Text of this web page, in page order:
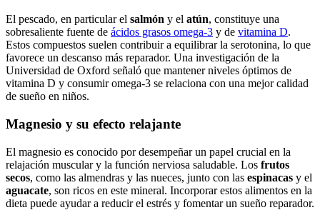
El pescado, en particular el salmón y el atún, constituye una
sobresaliente fuente de ácidos grasos omega-3 y de vitamina D.
Estos compuestos suelen contribuir a equilibrar la serotonina, lo que
favorece un descanso más reparador. Una investigación de la
Universidad de Oxford señaló que mantener niveles óptimos de
vitamina D y consumir omega-3 se relaciona con una mejor calidad
de sueño en niños.
Magnesio y su efecto relajante
El magnesio es conocido por desempeñar un papel crucial en la
relajación muscular y la función nerviosa saludable. Los frutos
secos, como las almendras y las nueces, junto con las espinacas y el
aguacate, son ricos en este mineral. Incorporar estos alimentos en la
dieta puede ayudar a reducir el estrés y fomentar un sueño reparador.